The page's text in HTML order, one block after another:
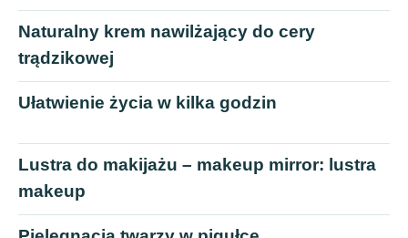
Naturalny krem nawilżający do cery
trądzikowej
Ułatwienie życia w kilka godzin
Lustra do makijażu – makeup mirror: lustra
makeup